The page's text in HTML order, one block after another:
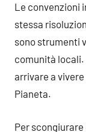
Le convenzioni
stessa
sono strumenti
comunità locali.
arrivare a
Pianeta.
Per